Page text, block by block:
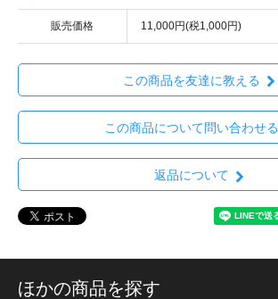
販売価格 11,000円(税1,000円)
この商品を友達に教える
この商品について問い合わせる
返品について
ほかの商品を探す